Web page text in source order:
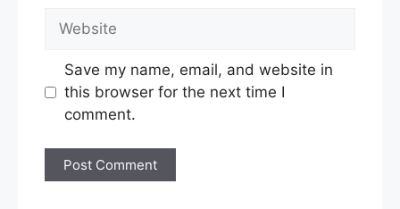
Save my name, email, and website in
this browser for the next time I
comment.